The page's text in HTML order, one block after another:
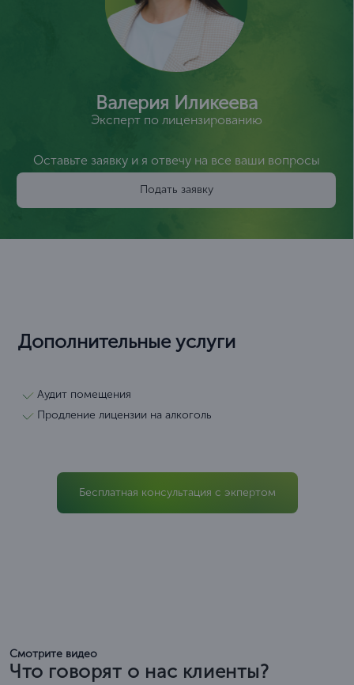
Валерия Иликеева
Эксперт по лицензированию
Оставьте заявку и я отвечу на все ваши вопросы
Подать заявку
Дополнительные услуги
Аудит помещения
Продление лицензии на алкоголь
Бесплатная консультация с экпертом
Смотрите видео
Что говорят о нас клиенты?